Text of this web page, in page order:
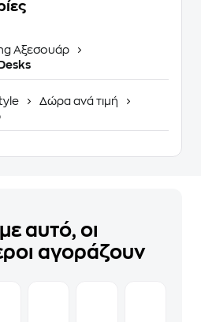
Αξεσουάρ
Δώρα ανά τιμή
αυτό, οι
αγοράζουν